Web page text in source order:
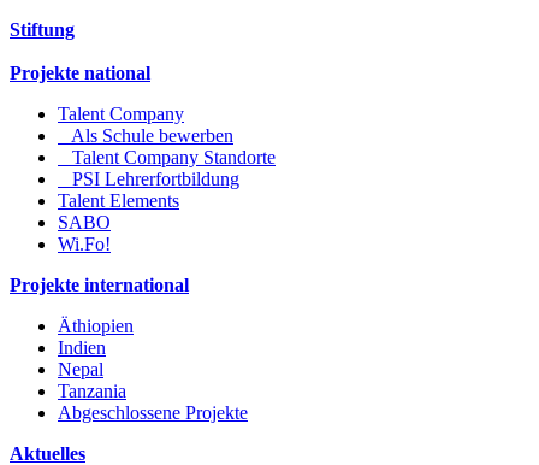
Stiftung
Projekte national
Talent Company
Als Schule bewerben
Talent Company Standorte
PSI Lehrerfortbildung
Talent Elements
SABO
Wi.Fo!
Projekte international
Äthiopien
Indien
Nepal
Tanzania
Abgeschlossene Projekte
Aktuelles